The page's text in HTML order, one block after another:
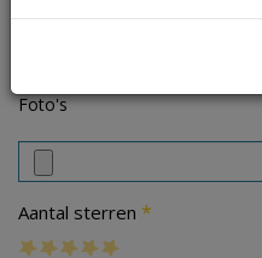
Foto's
Aantal sterren *